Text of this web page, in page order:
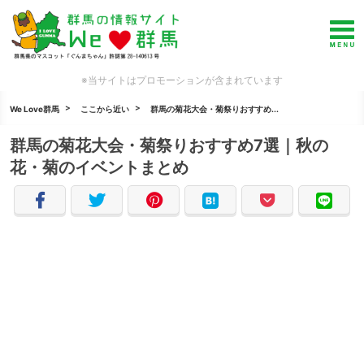
※当サイトはプロモーションが含まれています
We Love群馬 ここから近い 群馬の菊花大会・菊祭りおすすめ...
群馬の菊花大会・菊祭りおすすめ7選｜秋の
花・菊のイベントまとめ